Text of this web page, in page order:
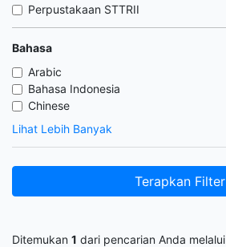
Perpustakaan STTRII
Bahasa
Arabic
Bahasa Indonesia
Chinese
Lihat Lebih Banyak
Terapkan Filter
Ditemukan 1 dari pencarian Anda melalui